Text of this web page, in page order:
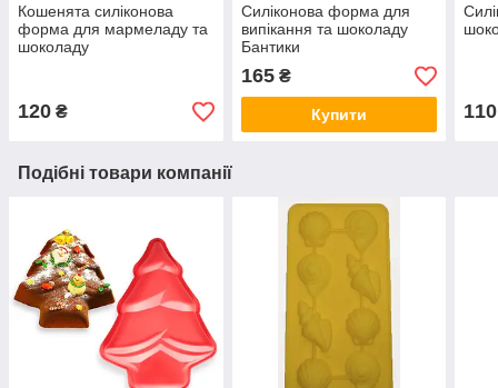
Кошенята силіконова
форма для мармеладу та
шоколаду
120 ₴
Силіконова форма для
випікання та шоколаду
Бантики
165₴
Купити 110
Подібні товари компанії